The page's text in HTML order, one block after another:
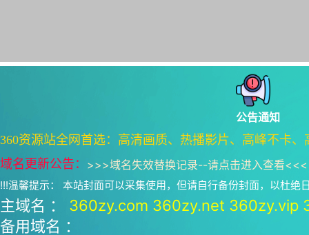
公告通知
360资源站全网首选：高清画质、热播影片、高峰不卡
域名更新公告： >>>域名失效替换记录--请点击进入查看<<<
!!!温馨提示： 本站封面可以采集使用，但请自行备份封面，以杜绝
主域名 ： 360zy.com 360zy.net 360zy.vip
备用域名 ：